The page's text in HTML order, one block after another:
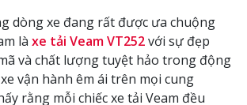
dòng xe đang rất được ưa chuộng
là xe tải Veam VT252với sự đẹp
và chất lượng tuyệt hảo trong động
vận hành êm ái trên mọi cung
rằng mỗi chiếc xe tải Veam đều